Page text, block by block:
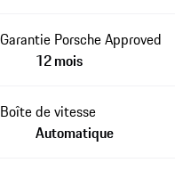
Garantie Porsche Approved
12 mois
Boîte de vitesse
Automatique